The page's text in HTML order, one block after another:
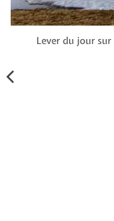
Lever du jour sur